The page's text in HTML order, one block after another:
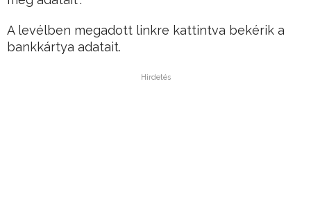
A levélben megadott linkre kattintva bekérik a
bankkártya adatait.
Hirdetés